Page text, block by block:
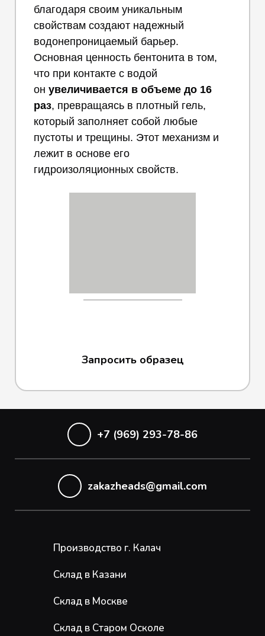
благодаря своим уникальным
свойствам создают надежный
водонепроницаемый барьер.
Основная ценность бентонита в том,
что при контакте с водой
он увеличивается в объеме до 16
раз, превращаясь в плотный гель,
который заполняет собой любые
пустоты и трещины. Этот механизм и
лежит в основе его
гидроизоляционных свойств.
Запросить образец
+7 (969) 293-78-86
zakazheads@gmail.com
Производство г. Калач
Склад в Казани
Склад в Москве
Склад в Старом Осколе